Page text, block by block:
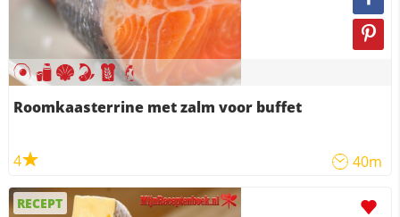
Roomkaasterrine met zalm voor buffet
4 40m
RECEPT